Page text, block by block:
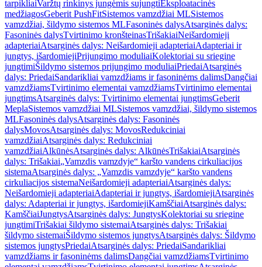
tarpikliaiVaržtų rinkinys jungėmis sujungtiEksploatacinės
medžiagosGeberit PushFitSistemos vamzdžiai MLSistemos
vamzdžiai, šildymo sistemos MLFasoninės dalysAtsarginės dalys:
Fasoninės dalysTvirtinimo kronšteinasTrišakiaiNeišardomieji
adapteriaiAtsarginės dalys: Neišardomieji adapteriaiAdapteriai ir
jungtys, išardomiejiPrijungimo moduliaiKolektoriai su sriegine
jungtimiŠildymo sistemos prijungimo moduliaiPriedaiAtsarginės
dalys: PriedaiSandarikliai vamzdžiams ir fasoninėms dalimsDangčiai
vamzdžiamsTvirtinimo elementai vamzdžiamsTvirtinimo elementai
jungtimsAtsarginės dalys: Tvirtinimo elementai jungtimsGeberit
MeplaSistemos vamzdžiai MLSistemos vamzdžiai, šildymo sistemos
MLFasoninės dalysAtsarginės dalys: Fasoninės
dalysMovosAtsarginės dalys: MovosRedukciniai
vamzdžiaiAtsarginės dalys: Redukciniai
vamzdžiaiAlkūnėsAtsarginės dalys: AlkūnėsTrišakiaiAtsarginės
dalys: Trišakiai„Vamzdis vamzdyje“ karšto vandens cirkuliacijos
sistemaAtsarginės dalys: „Vamzdis vamzdyje“ karšto vandens
cirkuliacijos sistemaNeišardomieji adapteriaiAtsarginės dalys:
Neišardomieji adapteriaiAdapteriai ir jungtys, išardomiejiAtsarginės
dalys: Adapteriai ir jungtys, išardomiejiKamščiaiAtsarginės dalys:
KamščiaiJungtysAtsarginės dalys: JungtysKolektoriai su sriegine
jungtimiTrišakiai šildymo sistemaiAtsarginės dalys: Trišakiai
šildymo sistemaiŠildymo sistemos jungtysAtsarginės dalys: Šildymo
sistemos jungtysPriedaiAtsarginės dalys: PriedaiSandarikliai
vamzdžiams ir fasoninėms dalimsDangčiai vamzdžiamsTvirtinimo